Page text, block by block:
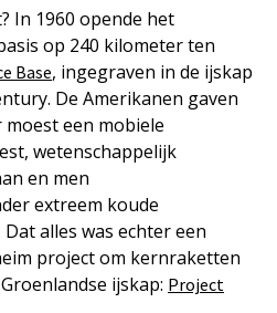
In 1960 opende het
op 240 kilometer ten
Base, ingegraven in de ijskap
De Amerikanen gaven
een mobiele
wetenschappelijk
en men
extreem koude
alles was echter een
project om kernraketten
ijskap: Project